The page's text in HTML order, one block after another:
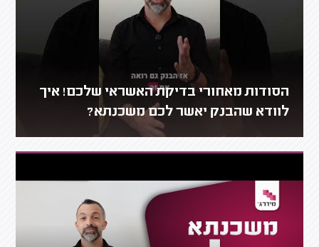
הסודות מאחורי בדיקת האשראי שלכם! איך
לוודא שהבנק יאשר לכם משכנתא?